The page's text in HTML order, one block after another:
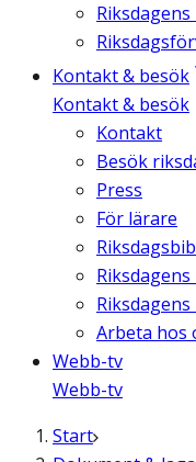
Kontakt & besök
Kontakt & besök
Kontakt
Besök
Press
För lärare
Arbeta hos
Webb-tv
Webb-tv
Start